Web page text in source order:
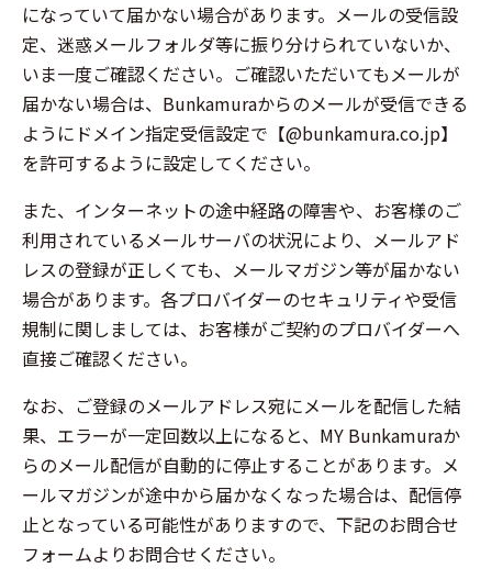
になっていて届かない場合があります。メールの受信設
定、迷惑メールフォルダ等に振り分けられていないか、
いま一度ご確認ください。ご確認いただいてもメールが
届かない場合は、Bunkamuraからのメールが受信できる
ようにドメイン指定受信設定で【@bunkamura.co.jp】
を許可するように設定してください。
また、インターネットの途中経路の障害や、お客様のご
利用されているメールサーバの状況により、メールアド
レスの登録が正しくても、メールマガジン等が届かない
場合があります。各プロバイダーのセキュリティや受信
規制に関しましては、お客様がご契約のプロバイダーへ
直接ご確認ください。
なお、ご登録のメールアドレス宛にメールを配信した結
果、エラーが一定回数以上になると、MY Bunkamuraか
らのメール配信が自動的に停止することがあります。メ
ールマガジンが途中から届かなくなった場合は、配信停
止となっている可能性がありますので、下記のお問合せ
フォームよりお問合せください。